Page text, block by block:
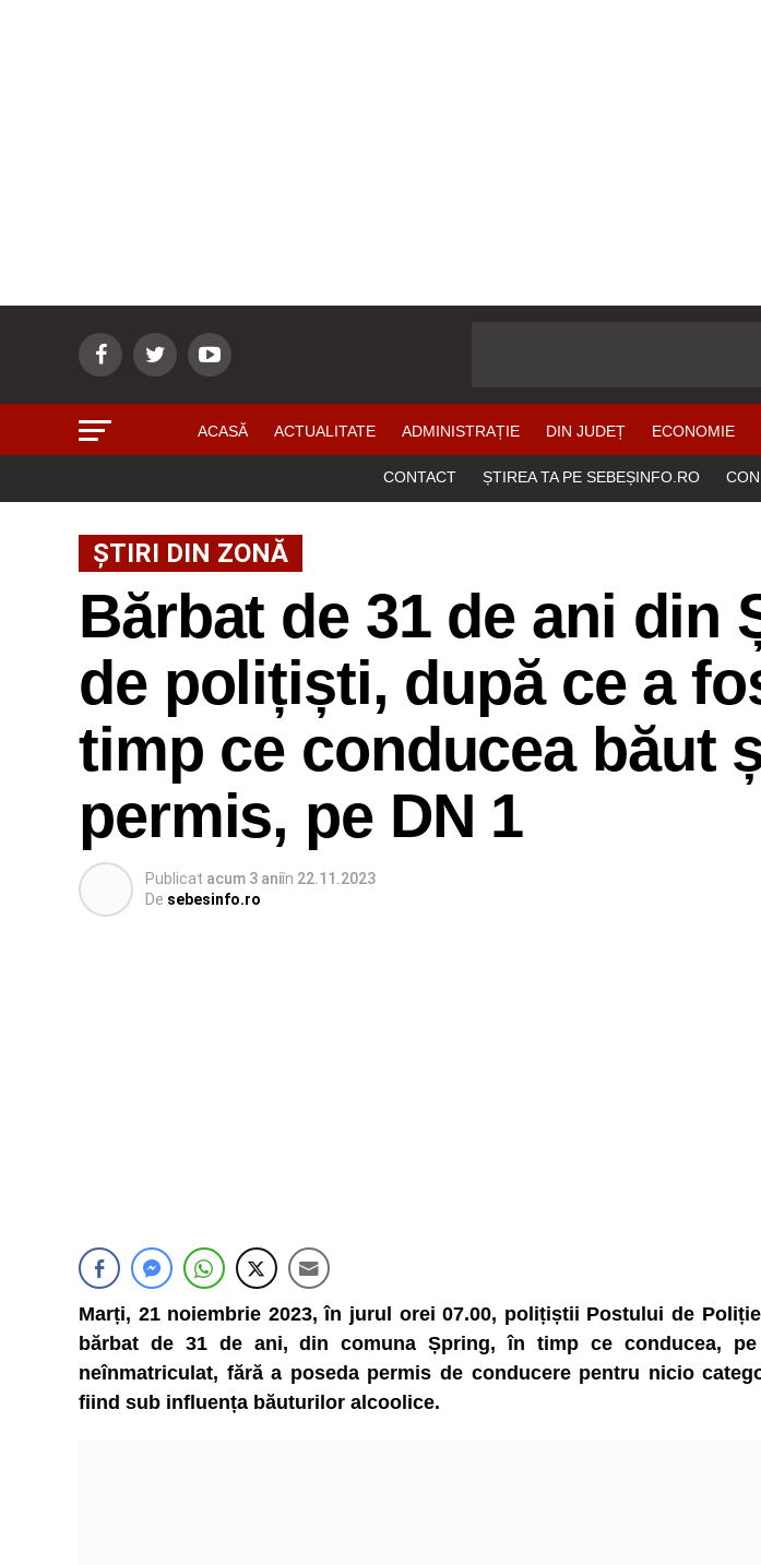
ACASĂ ACTUALITATE ADMINISTRAȚIE DIN JUDEȚ ECONOMIE
CONTACT ȘTIREA TA PE SEBEȘINFO.RO
ȘTIRI DIN ZONĂ
Bărbat de 31 de ani din
de polițiști, după ce a
timp ce conducea băut
permis, pe DN 1
Publicat acum 3 aniîn 22.11.2023
De sebesinfo.ro
Marți, 21 noiembrie 2023, în jurul orei 07.00, polițiștii Postului de
bărbat de 31 de ani, din comuna Șpring, în timp ce conducea,
neînmatriculat, fără a poseda permis de conducere pentru nicio
fiind sub influența băuturilor alcoolice.